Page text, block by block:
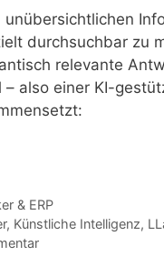
unübersichtlichen
durchsuchbar zu
relevante
– also einer KI-
& ERP
, Künstliche Intelligenz,